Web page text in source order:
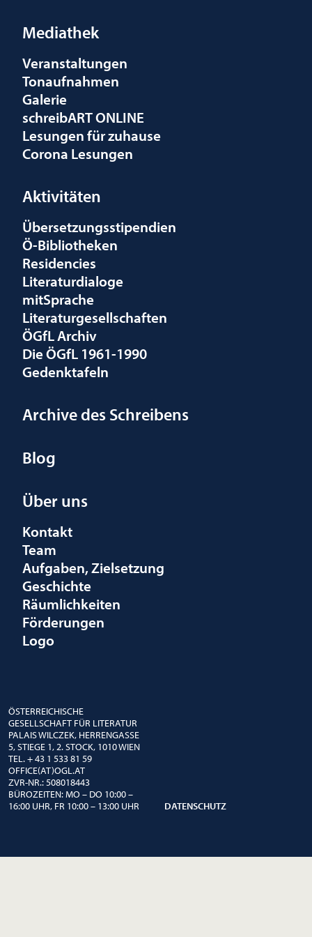
Mediathek
Veranstaltungen
Tonaufnahmen
Galerie
schreibART ONLINE
Lesungen für zuhause
Corona Lesungen
Aktivitäten
Übersetzungsstipendien
Ö-Bibliotheken
Residencies
Literaturdialoge
mitSprache
Literaturgesellschaften
ÖGfL Archiv
Die ÖGfL 1961-1990
Gedenktafeln
Archive des Schreibens
Blog
Über uns
Kontakt
Team
Aufgaben, Zielsetzung
Geschichte
Räumlichkeiten
Förderungen
Logo
ÖSTERREICHISCHE
GESELLSCHAFT FÜR LITERATUR
PALAIS WILCZEK, HERRENGASSE
5, STIEGE 1, 2. STOCK, 1010 WIEN
TEL. + 43 1 533 81 59
OFFICE(AT)OGL.AT
ZVR-NR.: 508018443
BÜROZEITEN: MO – DO 10:00 –
16:00 UHR, FR 10:00 – 13:00 UHR
DATENSCHUTZ